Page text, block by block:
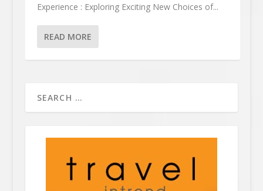
Experience : Exploring Exciting New Choices of...
READ MORE